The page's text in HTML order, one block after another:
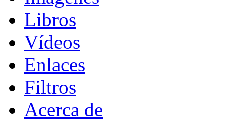
Libros
Vídeos
Enlaces
Filtros
Acerca de